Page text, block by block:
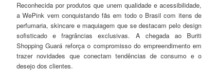
Reconhecida por produtos que unem qualidade e acessibilidade,
a WePink vem conquistando fãs em todo o Brasil com itens de
perfumaria, skincare e maquiagem que se destacam pelo design
sofisticado e fragrâncias exclusivas. A chegada ao Buriti
Shopping Guará reforça o compromisso do empreendimento em
trazer novidades que conectam tendências de consumo e o
desejo dos clientes.